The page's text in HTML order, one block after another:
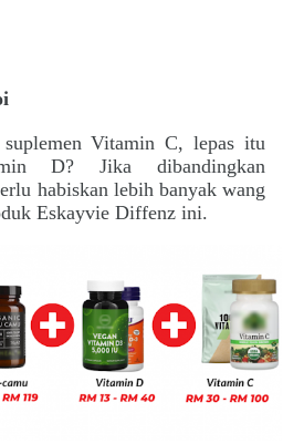
Vitamin C, lepas itu
D? Jika dibandingkan
habiskan lebih banyak wang
Eskayvie Diffenz ini.